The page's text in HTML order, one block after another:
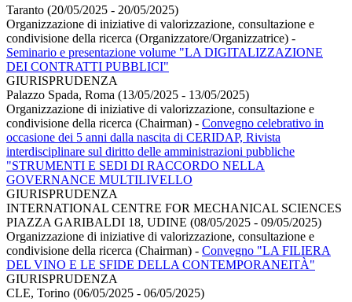
Taranto (20/05/2025 - 20/05/2025)
Organizzazione di iniziative di valorizzazione, consultazione e
condivisione della ricerca (Organizzatore/Organizzatrice) -
Seminario e presentazione volume "LA DIGITALIZZAZIONE
DEI CONTRATTI PUBBLICI"
GIURISPRUDENZA
Palazzo Spada, Roma (13/05/2025 - 13/05/2025)
Organizzazione di iniziative di valorizzazione, consultazione e
condivisione della ricerca (Chairman) - Convegno celebrativo in
occasione dei 5 anni dalla nascita di CERIDAP, Rivista
interdisciplinare sul diritto delle amministrazioni pubbliche
"STRUMENTI E SEDI DI RACCORDO NELLA
GOVERNANCE MULTILIVELLO
GIURISPRUDENZA
INTERNATIONAL CENTRE FOR MECHANICAL SCIENCES
PIAZZA GARIBALDI 18, UDINE (08/05/2025 - 09/05/2025)
Organizzazione di iniziative di valorizzazione, consultazione e
condivisione della ricerca (Chairman) - Convegno "LA FILIERA
DEL VINO E LE SFIDE DELLA CONTEMPORANEITÀ"
GIURISPRUDENZA
CLE, Torino (06/05/2025 - 06/05/2025)